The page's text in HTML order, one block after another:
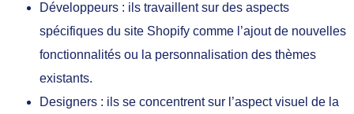
Développeurs : ils travaillent sur des aspects
spécifiques du site Shopify comme l’ajout de nouvelles
fonctionnalités ou la personnalisation des thèmes
existants.
Designers : ils se concentrent sur l’aspect visuel de la